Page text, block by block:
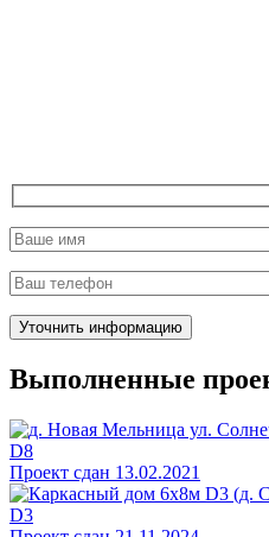
Выполненные
D8
Проект сдан 13.02.2021
D3